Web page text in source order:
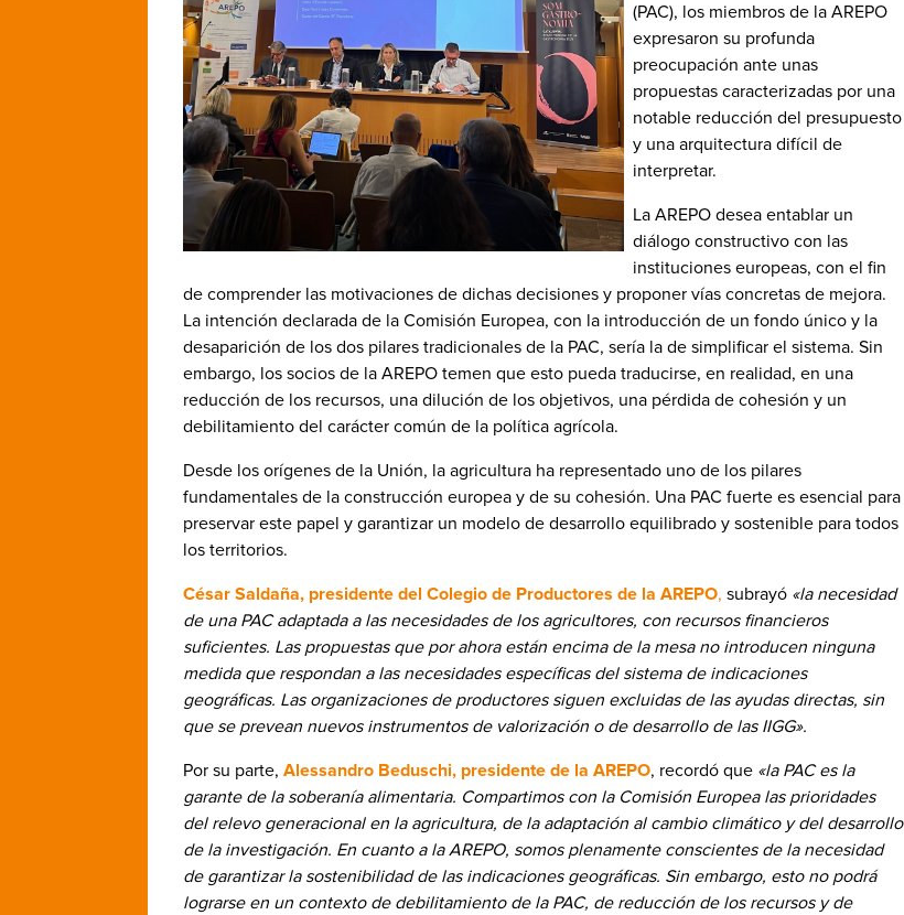
(PAC), los miembros de la AREPO
expresaron su profunda
preocupación ante unas
propuestas caracterizadas por una
notable reducción del presupuesto
y una arquitectura difícil de
interpretar.
La AREPO desea entablar un
diálogo constructivo con las
instituciones europeas, con el fin
de comprender las motivaciones de dichas decisiones y proponer vías concretas de mejora.
La intención declarada de la Comisión Europea, con la introducción de un fondo único y la
desaparición de los dos pilares tradicionales de la PAC, sería la de simplificar el sistema. Sin
embargo, los socios de la AREPO temen que esto pueda traducirse, en realidad, en una
reducción de los recursos, una dilución de los objetivos, una pérdida de cohesión y un
debilitamiento del carácter común de la política agrícola.
Desde los orígenes de la Unión, la agricultura ha representado uno de los pilares
fundamentales de la construcción europea y de su cohesión. Una PAC fuerte es esencial para
preservar este papel y garantizar un modelo de desarrollo equilibrado y sostenible para todos
los territorios.
César Saldaña, presidente del Colegio de Productores de la AREPO, subrayó «la necesidad
de una PAC adaptada a las necesidades de los agricultores, con recursos financieros
suficientes. Las propuestas que por ahora están encima de la mesa no introducen ninguna
medida que respondan a las necesidades específicas del sistema de indicaciones
geográficas. Las organizaciones de productores siguen excluidas de las ayudas directas, sin
que se prevean nuevos instrumentos de valorización o de desarrollo de las IIGG».
Por su parte, Alessandro Beduschi, presidente de la AREPO, recordó que «la PAC es la
garante de la soberanía alimentaria. Compartimos con la Comisión Europea las prioridades
del relevo generacional en la agricultura, de la adaptación al cambio climático y del desarrollo
de la investigación. En cuanto a la AREPO, somos plenamente conscientes de la necesidad
de garantizar la sostenibilidad de las indicaciones geográficas. Sin embargo, esto no podrá
lograrse en un contexto de debilitamiento de la PAC, de reducción de los recursos y de